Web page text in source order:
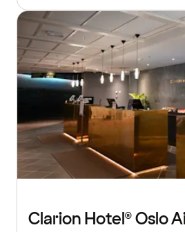
Clarion Hotel® Oslo